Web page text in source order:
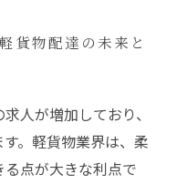
貨物配達の未来と
人が増加しており、
。軽貨物業界は、柔
点が大きな利点で